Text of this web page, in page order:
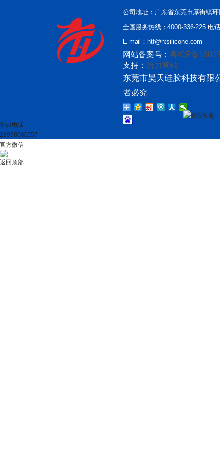
公司地址：广东省东莞市厚街镇
全国服务热线：4000-336-225 电
E-mail：htf@htsilicone.com
网站备案号： 粤ICP备
支持： 给力营销
东莞市昊天硅胶科技有限
者必究
在线客服
客服电话
18998060557
官方微信
返回顶部